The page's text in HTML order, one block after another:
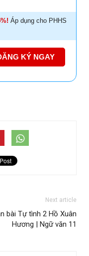
Áp dụng cho PHHS
KÝ NGAY
Next article
bài Tự tình 2 Hồ Xuân
Hương | Ngữ văn 11